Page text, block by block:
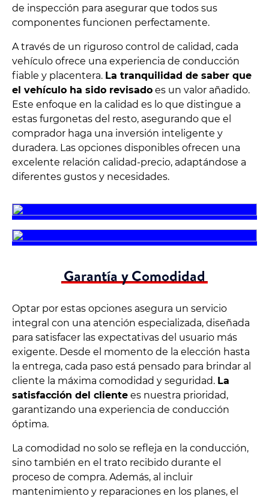
de inspección para asegurar que todos sus
componentes funcionen perfectamente.
A través de un riguroso control de calidad, cada
vehículo ofrece una experiencia de conducción
fiable y placentera. La tranquilidad de saber que
el vehículo ha sido revisado es un valor añadido.
Este enfoque en la calidad es lo que distingue a
estas furgonetas del resto, asegurando que el
comprador haga una inversión inteligente y
duradera. Las opciones disponibles ofrecen una
excelente relación calidad-precio, adaptándose a
diferentes gustos y necesidades.
Garantía y Comodidad
Optar por estas opciones asegura un servicio
integral con una atención especializada, diseñada
para satisfacer las expectativas del usuario más
exigente. Desde el momento de la elección hasta
la entrega, cada paso está pensado para brindar al
cliente la máxima comodidad y seguridad. La
satisfacción del cliente es nuestra prioridad,
garantizando una experiencia de conducción
óptima.
La comodidad no solo se refleja en la conducción,
sino también en el trato recibido durante el
proceso de compra. Además, al incluir
mantenimiento y reparaciones en los planes, el